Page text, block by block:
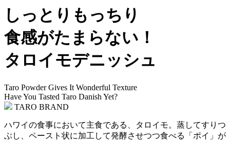
しっとりもっちり
食感がたまらない！
タロイモデニッシュ
Taro Powder Gives It Wonderful Texture
Have You Tasted Taro Danish Yet?
TARO BRAND
ハワイの食事において主食である、タロイモ。蒸してすりつ
ぶし、ペースト状に加工して発酵させつつ食べる「ポイ」が